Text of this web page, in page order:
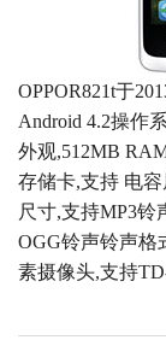
OPPOR821t于
Android 4.2操作
外观,512MB
存储卡,支持 电
尺寸,支持MP3
OGG铃声铃声格
素摄像头,支持